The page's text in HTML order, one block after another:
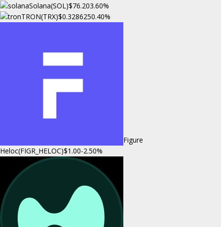
Solana(SOL)$76.203.60%
TRON(TRX)$0.3286250.40%
Figure
Heloc(FIGR_HELOC)$1.00-2.50%